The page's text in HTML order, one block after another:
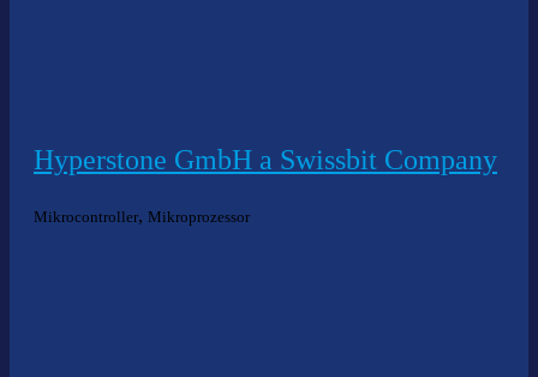
Hyperstone GmbH a Swissbit Company
Mikrocontroller, Mikroprozessor